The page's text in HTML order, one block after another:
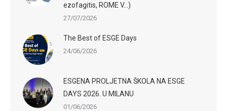
ezofagitis, ROME V…)
27/07/2026
The Best of ESGE Days
24/06/2026
ESGENA PROLJETNA ŠKOLA NA ESGE
DAYS 2026. U MILANU
01/06/2026